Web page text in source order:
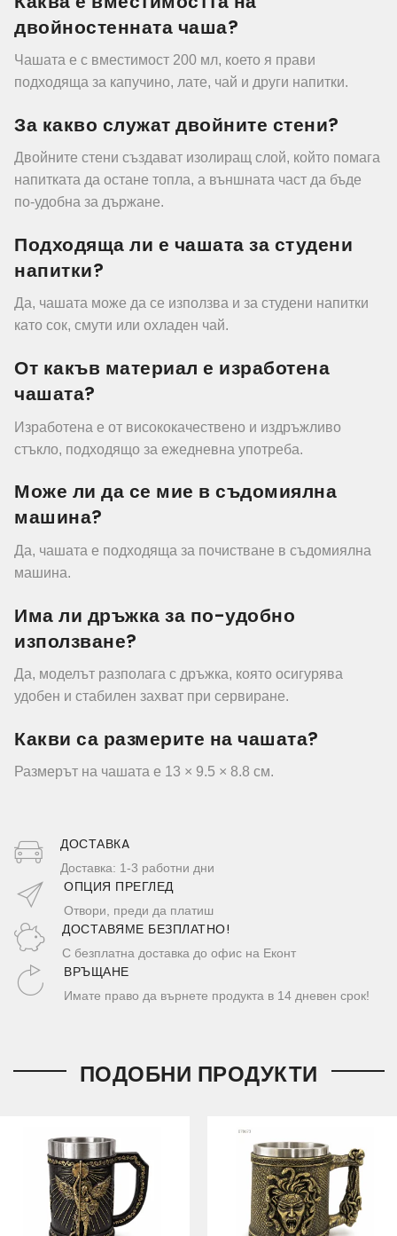
двойностенната чаша?
Чашата е с вместимост 200 мл, което я прави
подходяща за капучино, лате, чай и други напитки.
За какво служат двойните стени?
Двойните стени създават изолиращ слой, който помага
напитката да остане топла, а външната част да бъде
по-удобна за държане.
Подходяща ли е чашата за студени
напитки?
Да, чашата може да се използва и за студени напитки
като сок, смути или охладен чай.
От какъв материал е изработена
чашата?
Изработена е от висококачествено и издръжливо
стъкло, подходящо за ежедневна употреба.
Може ли да се мие в съдомиялна
машина?
Да, чашата е подходяща за почистване в съдомиялна
машина.
Има ли дръжка за по-удобно
използване?
Да, моделът разполага с дръжка, която осигурява
удобен и стабилен захват при сервиране.
Какви са размерите на чашата?
Размерът на чашата е 13 × 9.5 × 8.8 см.
ДОСТАВКA
Доставка: 1-3 работни дни
ОПЦИЯ ПРЕГЛЕД
Отвори, преди да платиш
ДОСТАВЯМЕ БЕЗПЛАТНО!
С безплатна доставка до офис на Еконт
ВРЪЩАНЕ
Имате право да върнете продукта в 14 дневен срок!
ПОДОБНИ ПРОДУКТИ